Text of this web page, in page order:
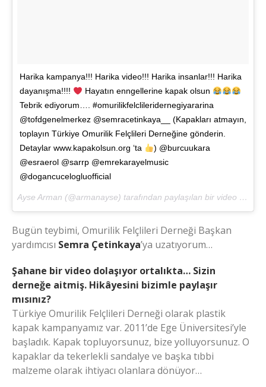
Harika kampanya!!! Harika video!!! Harika insanlar!!! Harika
dayanışma!!!!
Hayatın enngellerine kapak olsun
Tebrik ediyorum…. #omurilikfelclileridernegiyararina
@tofdgenelmerkez @semracetinkaya__ (Kapakları atmayın,
toplayın Türkiye Omurilik Felçlileri Derneğine gönderin.
Detaylar www.kapakolsun.org ‘ta
) @burcuukara
@esraerol @sarrp @emrekarayelmusic
@dogancucelogluofficial
Ayse Arman (@armanayse) tarafından paylaşılan bir video (14
Bugün teybimi, Omurilik Felçlileri Derneği Başkan
yardımcısı Semra Çetinkaya’ya uzatıyorum…
Şahane bir video dolaşıyor ortalıkta… Sizin
derneğe aitmiş. Hikâyesini bizimle paylaşır
mısınız?
Türkiye Omurilik Felçlileri Derneği olarak plastik
kapak kampanyamız var. 2011’de Ege Üniversitesi’yle
başladık. Kapak topluyorsunuz, bize yolluyorsunuz. O
kapaklar da tekerlekli sandalye ve başka tıbbi
malzeme olarak ihtiyacı olanlara dönüyor…